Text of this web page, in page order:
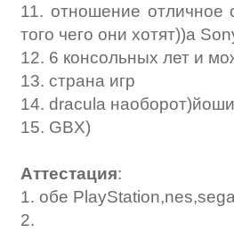
11. отношение отличное
того чего они хотят))а
12. 6 консольных лет и
13. страна игр
14. dracula
15. GBX)
Аттестация:
1. обе
2.